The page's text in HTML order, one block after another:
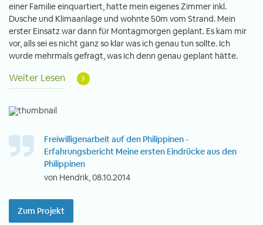
einer Familie einquartiert, hatte mein eigenes Zimmer inkl.
Dusche und Klimaanlage und wohnte 50m vom Strand. Mein
erster Einsatz war dann für Montagmorgen geplant. Es kam mir
vor, alls sei es nicht ganz so klar was ich genau tun sollte. Ich
wurde mehrmals gefragt, was ich denn genau geplant hätte.
Weiter Lesen
Freiwilligenarbeit auf den Philippinen -
Erfahrungsbericht Meine ersten Eindrücke aus den
Philippinen
von Hendrik, 08.10.2014
Zum Projekt